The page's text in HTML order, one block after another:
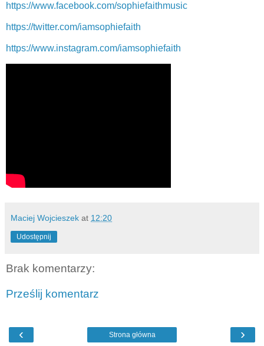
https://www.facebook.com/sophiefaithmusic
https://twitter.com/iamsophiefaith
https://www.instagram.com/iamsophiefaith
Maciej Wojcieszek at 12:20
Udostępnij
Brak komentarzy:
Prześlij komentarz
‹ ›
Strona główna